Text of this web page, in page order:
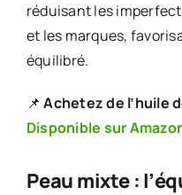
réduisant les
et les marques,
équilibré.
📌Achetez de l’huile
Disponible sur
Peau mixte :